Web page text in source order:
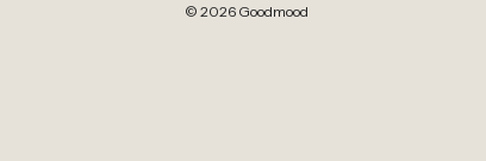
© 2026 Goodmood